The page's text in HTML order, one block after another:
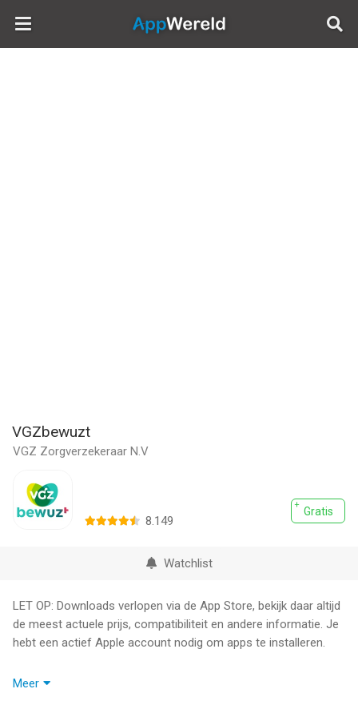
AppWereld
VGZbewuzt
VGZ Zorgverzekeraar N.V
Gratis
8.149
Watchlist
LET OP: Downloads verlopen via de App Store, bekijk daar altijd
de meest actuele prijs, compatibiliteit en andere informatie. Je
hebt een actief Apple account nodig om apps te installeren.
Heb je onze best gewaardeerde zorgverzekeringsapp al?
Meer